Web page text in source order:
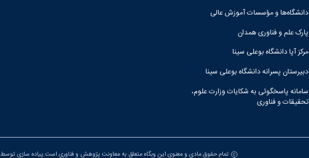
دانشگاه‌ها و مؤسسات آموزش عالی
پارک علم و فناوری همدان
مرکز آپا دانشگاه بوعلی سینا
دبیرستان پسرانه دانشگاه بوعلی سینا
سامانه پاسخگوئی به شکایات وزارت علوم،
تحقیقات و فناوری
تمام حقوق مادی و معنوی این وبگاه متعلق به معاونت پژوهش و فناوری است.پیاده سازی توسط